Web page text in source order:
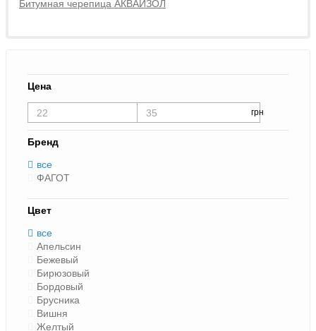
Битумная черепица АКВАИЗОЛ
Цена
грн
Бренд
все
ФАГОТ
Цвет
все
Апельсин
Бежевый
Бирюзовый
Бордовый
Брусника
Вишня
Желтый